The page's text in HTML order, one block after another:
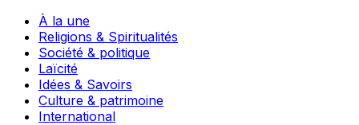
À la une
Religions & Spiritualités
Société & politique
Laïcité
Idées & Savoirs
Culture & patrimoine
International